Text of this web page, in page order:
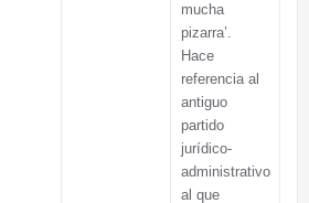
mucha
pizarra’.
Hace
referencia al
antiguo
partido
jurídico-
administrativo
al que